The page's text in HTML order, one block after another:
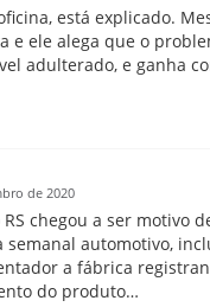
está explicado.
e ele alega que o
adulterado, e ganha
de 2020
RS chegou a ser motivo
semanal automotivo,
a fábrica
do produto…